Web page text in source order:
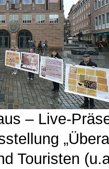
– Live-
Touristen